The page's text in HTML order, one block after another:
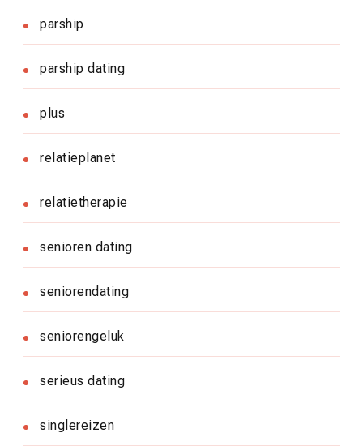
parship
parship dating
plus
relatieplanet
relatietherapie
senioren dating
seniorendating
seniorengeluk
serieus dating
singlereizen